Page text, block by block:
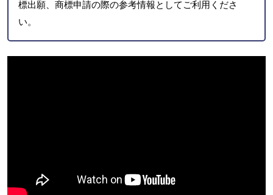
標出願、商標申請の際の参考情報としてご利用くださ
い。